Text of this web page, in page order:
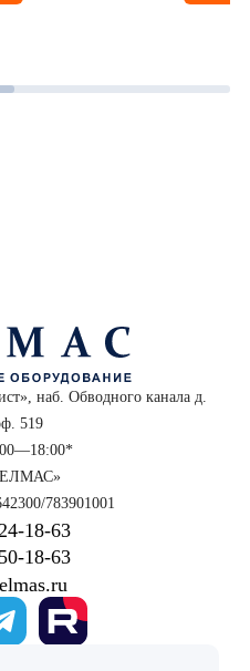
наб. Обводного канала д.
519
783901001